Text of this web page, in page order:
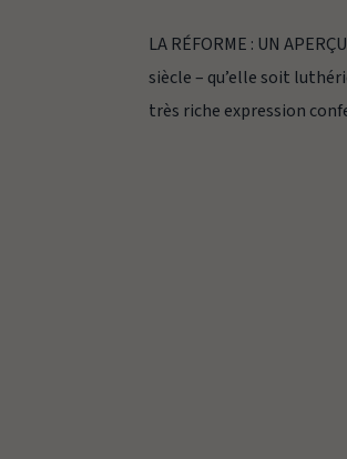
LA RÉFORME : UN
siècle – qu’elle soit
très riche expression